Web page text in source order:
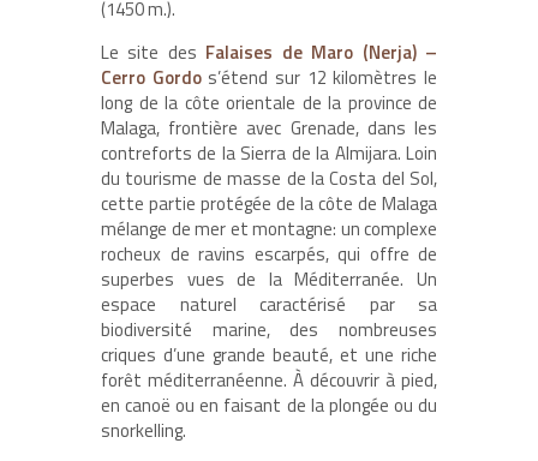
(1450 m.).
Le site des Falaises de Maro (Nerja) –
Cerro Gordos’étend sur 12 kilomètres le
long de la côte orientale de la province de
Malaga, frontière avec Grenade, dans les
contreforts de la Sierra de la Almijara. Loin
du tourisme de masse de la Costa del Sol,
cette partie protégée de la côte de Malaga
mélange de mer et montagne: un complexe
rocheux de ravins escarpés, qui offre de
superbes vues de la Méditerranée. Un
espace naturel caractérisé par sa
biodiversité marine, des nombreuses
criques d’une grande beauté, et une riche
forêt méditerranéenne. À découvrir à pied,
en canoë ou en faisant de la plongée ou du
snorkelling.